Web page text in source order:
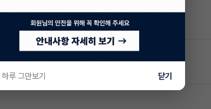
년 주행거리18000km
루 그만보기 닫기